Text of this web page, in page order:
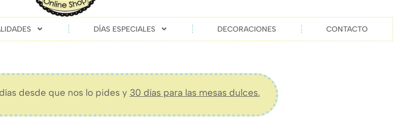
DÍAS ESPECIALES DECORACIONES CONTACTO
desde que nos lo pides y 30 días para las mesas dulces.